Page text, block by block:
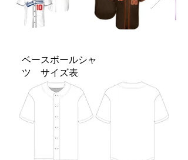
​ベースボールシャ
ツ サイズ表